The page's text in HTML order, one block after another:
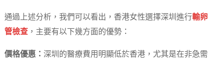
通過上述分析，我們可以看出，香港女性選擇深圳進行輸卵
管檢查，主要有以下幾方面的優勢：
價格優惠： 深圳的醫療費用明顯低於香港，尤其是在非急需